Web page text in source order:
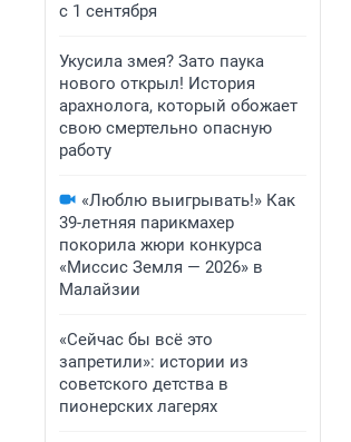
с 1 сентября
Укусила змея? Зато паука
нового открыл! История
арахнолога, который обожает
свою смертельно опасную
работу
«Люблю выигрывать!» Как
39-летняя парикмахер
покорила жюри конкурса
«Миссис Земля — 2026» в
Малайзии
«Сейчас бы всё это
запретили»: истории из
советского детства в
пионерских лагерях